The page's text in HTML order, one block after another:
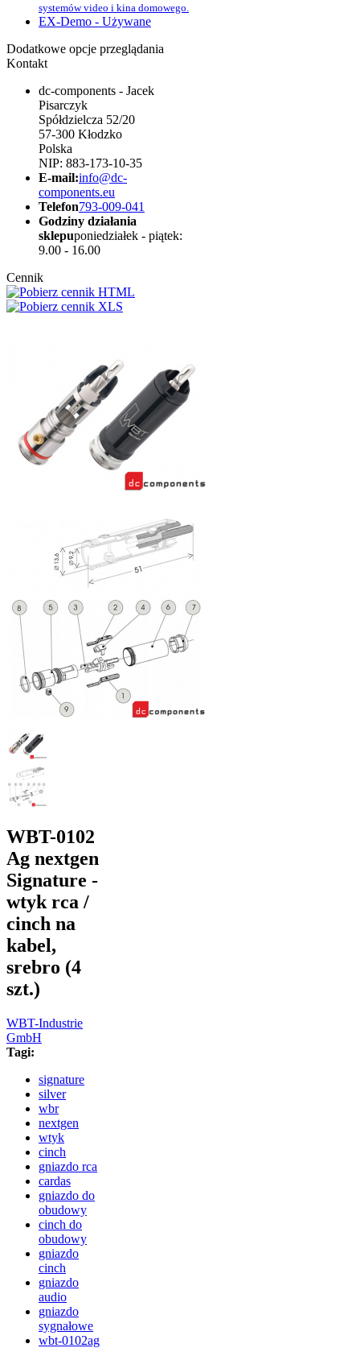
systemów video i kina domowego.
EX-Demo - Używane
Dodatkowe opcje przeglądania
Kontakt
dc-components - Jacek
Pisarczyk
Spółdzielcza 52/20
57-300 Kłodzko
Polska
NIP: 883-173-10-35
E-mail:info@dc-
components.eu
Telefon793-009-041
Godziny działania
sklepuponiedziałek - piątek:
9.00 - 16.00
Cennik
WBT-0102
Ag nextgen
Signature -
wtyk rca /
cinch na
kabel,
srebro (4
szt.)
WBT-Industrie
GmbH
Tagi:
signature
silver
wbr
nextgen
wtyk
cinch
gniazdo rca
cardas
gniazdo do
obudowy
cinch do
obudowy
gniazdo
cinch
gniazdo
audio
gniazdo
sygnałowe
wbt-0102ag